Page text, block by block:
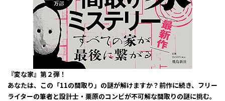
『変な家』第２弾！
あなたは、この「11の間取り」の謎が解けますか？ 前作に続き、フリー
ライターの筆者と設計士・栗原のコンビが不可解な間取りの謎に挑む。